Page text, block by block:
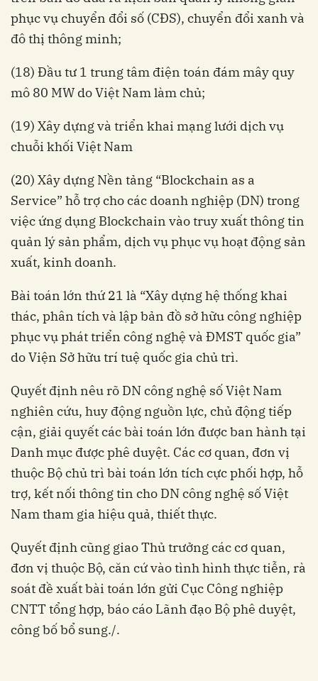
phục vụ chuyển đổi số (CĐS), chuyển đổi xanh và
đô thị thông minh;
(18) Đầu tư 1 trung tâm điện toán đám mây quy
mô 80 MW do Việt Nam làm chủ;
(19) Xây dựng và triển khai mạng lưới dịch vụ
chuỗi khối Việt Nam
(20) Xây dựng Nền tảng “Blockchain as a
Service” hỗ trợ cho các doanh nghiệp (DN) trong
việc ứng dụng Blockchain vào truy xuất thông tin
quản lý sản phẩm, dịch vụ phục vụ hoạt động sản
xuất, kinh doanh.
Bài toán lớn thứ 21 là “Xây dựng hệ thống khai
thác, phân tích và lập bản đồ sở hữu công nghiệp
phục vụ phát triển công nghệ và ĐMST quốc gia”
do Viện Sở hữu trí tuệ quốc gia chủ trì.
Quyết định nêu rõ DN công nghệ số Việt Nam
nghiên cứu, huy động nguồn lực, chủ động tiếp
cận, giải quyết các bài toán lớn được ban hành tại
Danh mục được phê duyệt. Các cơ quan, đơn vị
thuộc Bộ chủ trì bài toán lớn tích cực phối hợp, hỗ
trợ, kết nối thông tin cho DN công nghệ số Việt
Nam tham gia hiệu quả, thiết thực.
Quyết định cũng giao Thủ trưởng các cơ quan,
đơn vị thuộc Bộ, căn cứ vào tình hình thực tiễn, rà
soát đề xuất bài toán lớn gửi Cục Công nghiệp
CNTT tổng hợp, báo cáo Lãnh đạo Bộ phê duyệt,
công bố bổ sung./.